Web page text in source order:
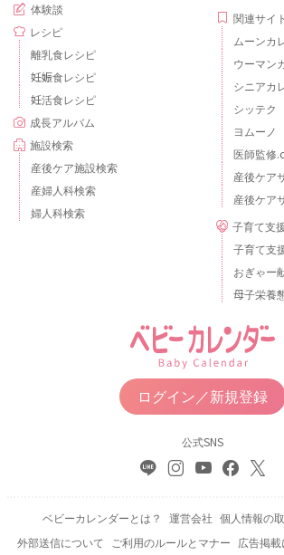
体験談
レシピ
離乳食レシピ
妊娠食レシピ
妊活食レシピ
成長アルバム
施設検索
産後ケア施設検索
産婦人科検索
婦人科検索
関連サイト
ムーンカ
ウーマン
シニアカ
シッテク
ヨムーノ
医師監修
産後ケア
産後ケア
子育て支
子育て支
おぎゃー
母子栄養
ログイン／新規登録
公式SNS
ベビーカレンダーとは？ 運営会社 個人情報の
外部送信について
ご利用のルールとマナー 広告掲